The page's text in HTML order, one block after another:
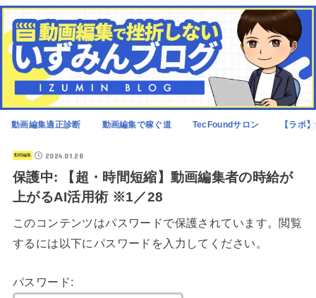
動画編集適正診断 動画編集で稼ぐ道 TecFoundサロン 【ラボ
動画編集 2024.01.28
保護中: 【超・時間短縮】動画編集者の時給が
上がるAI活用術 ※1／28
このコンテンツはパスワードで保護されています。閲覧
するには以下にパスワードを入力してください。
パスワード: